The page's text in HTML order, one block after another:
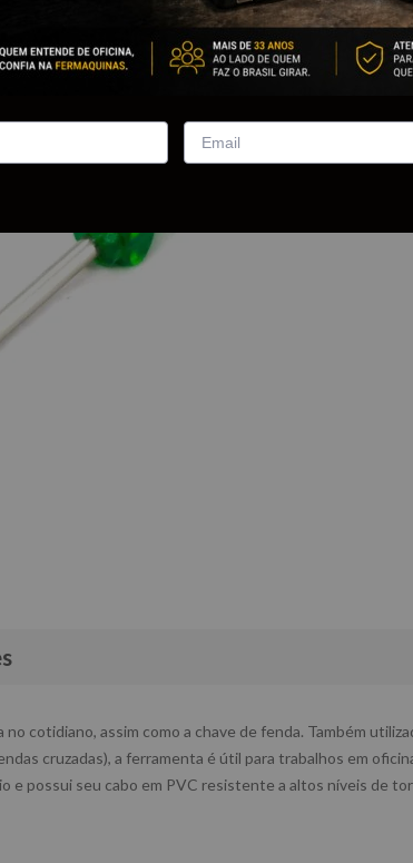
cotidiano, assim como a chave de fenda. Também
cruzadas), a ferramenta é útil para trabalhos em
e possui seu cabo em PVC resistente a altos níveis de